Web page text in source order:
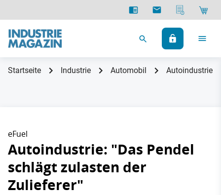
Startseite Industrie Automobil Autoindustrie:
eFuel
Autoindustrie: "Das Pendel
schlägt zulasten der
Zulieferer"